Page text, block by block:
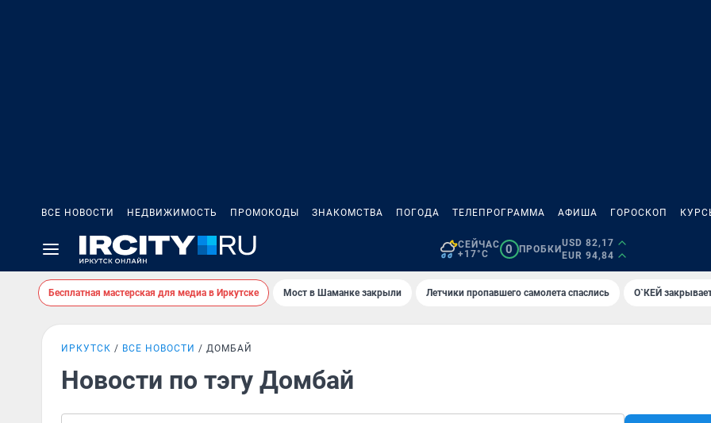
ВСЕ НОВОСТИ НЕДВИЖИМОСТЬ ПРОМОКОДЫ ЗНАКОМСТВА ПОГОДА ТЕЛЕПРОГРАММА АФИША ГОРОСКОП
СЕЙЧАС
+17°C
0 ПРОБКИ
USD 82,17
EUR 94,84
Бесплатная мастерская для медиа в Иркутске Мост в Шаманке закрыли Летчики пропавшего самолета спаслись О`КЕЙ
ИРКУТСК ВСЕ НОВОСТИ ДОМБАЙ
Новости по тэгу Домбай